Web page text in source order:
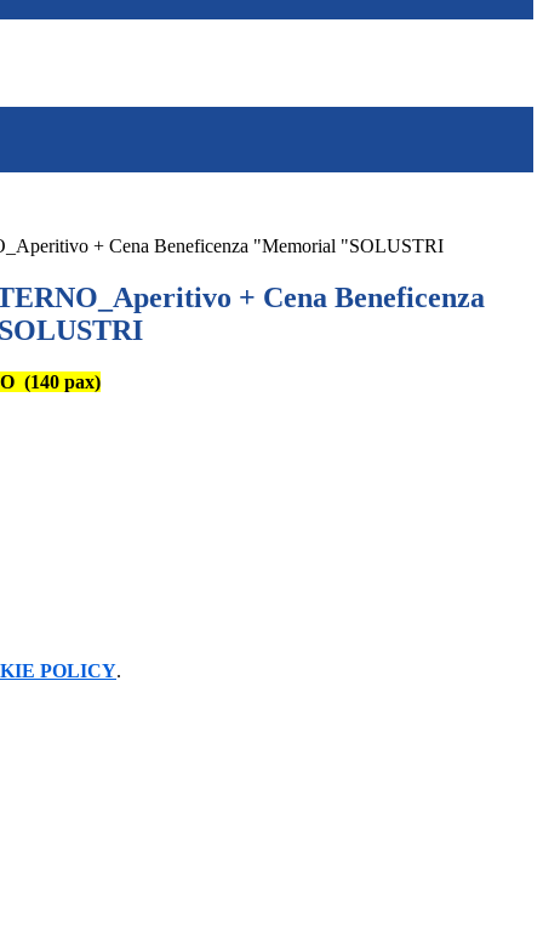
+ Cena Beneficenza "Memorial "SOLUSTRI
+ Cena Beneficenza
(140 pax)
POLICY.